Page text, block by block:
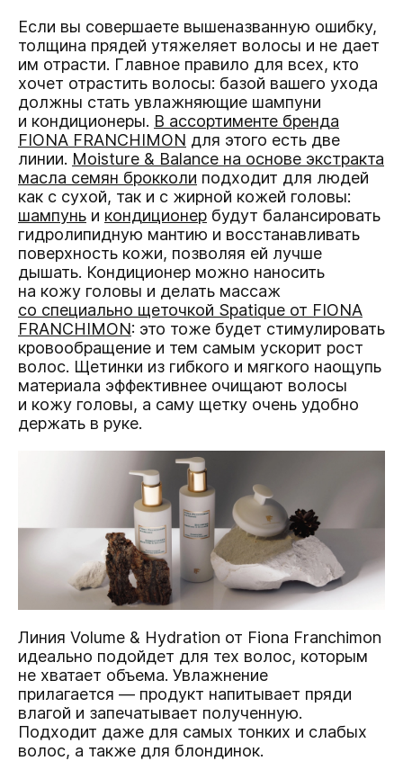
Если вы совершаете вышеназванную ошибку,
толщина прядей утяжеляет волосы и не дает
им отрасти. Главное правило для всех, кто
хочет отрастить волосы: базой вашего ухода
должны стать увлажняющие шампуни
и кондиционеры. В ассортименте бренда
FIONA FRANCHIMON для этого есть две
линии. Moisture & Balance на основе экстракта
масла семян брокколи подходит для людей
как с сухой, так и с жирной кожей головы:
шампунь и кондиционер будут балансировать
гидролипидную мантию и восстанавливать
поверхность кожи, позволяя ей лучше
дышать. Кондиционер можно наносить
на кожу головы и делать массаж
со специально щеточкой Spatique от FIONA
FRANCHIMON: это тоже будет стимулировать
кровообращение и тем самым ускорит рост
волос. Щетинки из гибкого и мягкого наощупь
материала эффективнее очищают волосы
и кожу головы, а саму щетку очень удобно
держать в руке.
Линия Volume & Hydration от Fiona Franchimon
идеально подойдет для тех волос, которым
не хватает объема. Увлажнение
прилагается — продукт напитывает пряди
влагой и запечатывает полученную.
Подходит даже для самых тонких и слабых
волос, а также для блондинок.